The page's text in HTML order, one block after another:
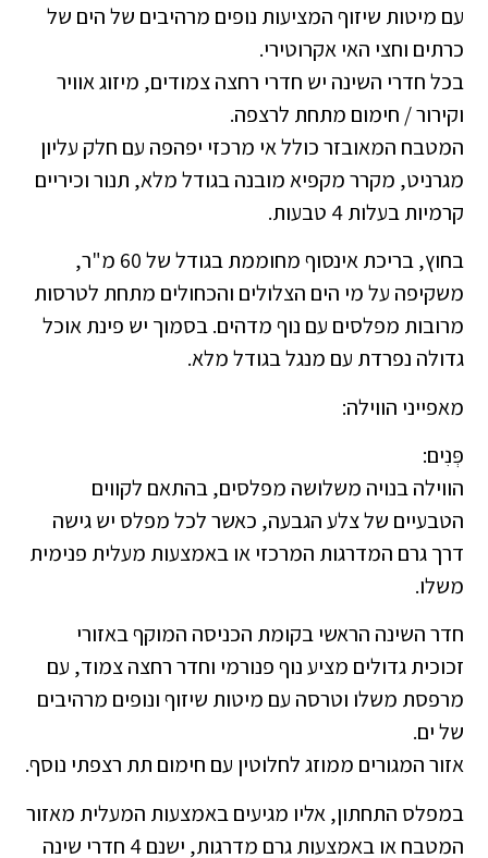
עם מיטות שיזוף המציעות נופים מרהיבים של הים של
כרתים וחצי האי אקרוטירי.
בכל חדרי השינה יש חדרי רחצה צמודים, מיזוג אוויר
וקירור / חימום מתחת לרצפה.
המטבח המאובזר כולל אי ​​מרכזי יפהפה עם חלק עליון
מגרניט, מקרר מקפיא מובנה בגודל מלא, תנור וכיריים
קרמיות בעלות 4 טבעות.
בחוץ, בריכת אינסוף מחוממת בגודל של 60 מ"ר,
משקיפה על מי הים הצלולים והכחולים מתחת לטרסות
מרובות מפלסים עם נוף מדהים. בסמוך יש פינת אוכל
גדולה נפרדת עם מנגל בגודל מלא.
מאפייני הווילה:
פְּנִים:
הווילה בנויה משלושה מפלסים, בהתאם לקווים
הטבעיים של צלע הגבעה, כאשר לכל מפלס יש גישה
דרך גרם המדרגות המרכזי או באמצעות מעלית פנימית
משלו.
חדר השינה הראשי בקומת הכניסה המוקף באזורי
זכוכית גדולים מציע נוף פנורמי וחדר רחצה צמוד, עם
מרפסת משלו וטרסה עם מיטות שיזוף ונופים מרהיבים
של ים.
אזור המגורים ממוזג לחלוטין עם חימום תת רצפתי נוסף.
במפלס התחתון, אליו מגיעים באמצעות המעלית מאזור
המטבח או באמצעות גרם מדרגות, ישנם 4 חדרי שינה